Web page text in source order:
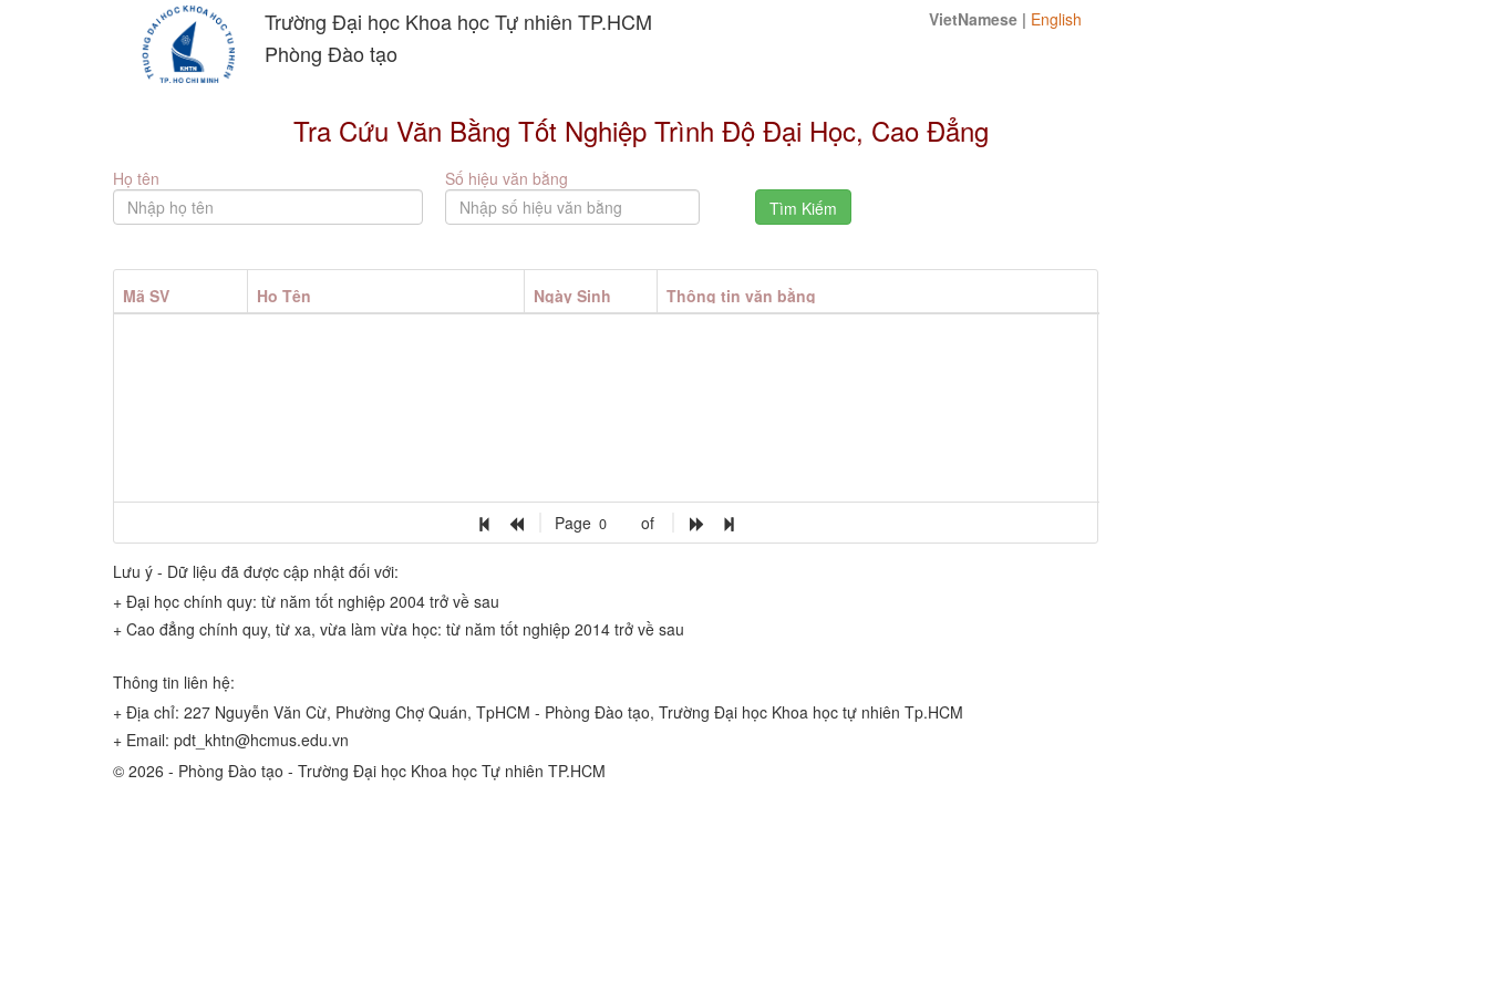
Trường Đại học Khoa học Tự nhiên TP.HCM
Phòng Đào tạo
VietNamese | English
Tra Cứu Văn Bằng Tốt Nghiệp Trình Độ Đại Học, Cao Đẳng
Họ tên Số hiệu văn bằng
Mã SV Họ Tên Ngày Sinh Thông tin văn bằng
Page of
Lưu ý - Dữ liệu đã được cập nhật đối với:
+ Đại học chính quy: từ năm tốt nghiệp 2004 trở về sau
+ Cao đẳng chính quy, từ xa, vừa làm vừa học: từ năm tốt nghiệp 2014 trở về sau
Thông tin liên hệ:
+ Địa chỉ: 227 Nguyễn Văn Cừ, Phường Chợ Quán, TpHCM - Phòng Đào tạo, Trường Đại học Khoa học tự nhiên Tp.HCM
+ Email: pdt_khtn@hcmus.edu.vn
© 2026 - Phòng Đào tạo - Trường Đại học Khoa học Tự nhiên TP.HCM